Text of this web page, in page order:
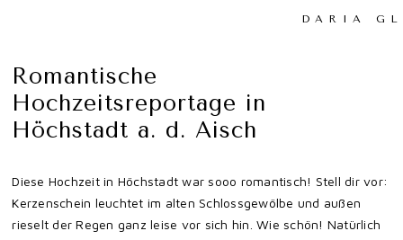
DARIA
Romantische
Hochzeitsreportage in
Höchstadt a. d. Aisch
Diese Hochzeit in Höchstadt war sooo romantisch! Stell dir vor:
Kerzenschein leuchtet im alten Schlossgewölbe und außen
rieselt der Regen ganz leise vor sich hin. Wie schön! Natürlich